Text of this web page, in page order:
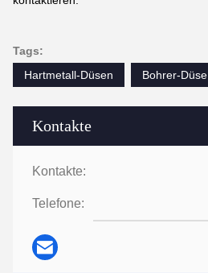
Kontakte
Kontakte:
Telefone:
Tags:
Hartmetall-Düsen
Bohrer-Düse